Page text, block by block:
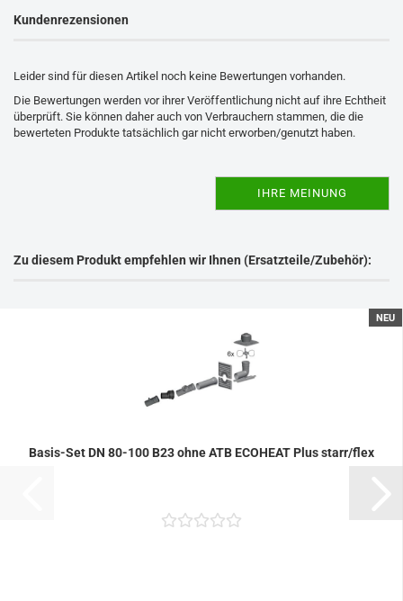
Kundenrezensionen
Leider sind für diesen Artikel noch keine Bewertungen vorhanden.
Die Bewertungen werden vor ihrer Veröffentlichung nicht auf ihre Echtheit
überprüft. Sie können daher auch von Verbrauchern stammen, die die
bewerteten Produkte tatsächlich gar nicht erworben/genutzt haben.
IHRE MEINUNG
Zu diesem Produkt empfehlen wir Ihnen (Ersatzteile/Zubehör):
NEU
Basis-Set DN 80-100 B23 ohne ATB ECOHEAT Plus starr/flex